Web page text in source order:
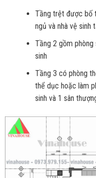
Tầng trệt được bố
ngủ và nhà vệ sinh
Tầng 2 gồm phòng
sinh
Tầng 3 có phòng
thể dục hoặc làm
sinh và 1 sân